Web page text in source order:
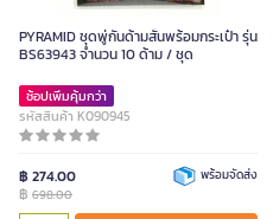
PYRAMID ชุดพู่กันด้ามสั้นพร้อมกระเป๋า รุ่น
BS63943 จำนวน 10 ด้าม / ชุด
ช้อปเพิ่มคุ้มกว่า
รหัสสินค้า K090945
฿ 274.00
฿ 698.00
พร้อมจัดส่ง